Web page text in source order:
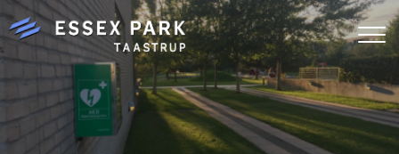
til
hovedindhold